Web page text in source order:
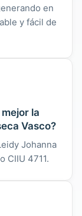
en
y fácil de
la
Vasco?
Johanna
CIIU 4711.